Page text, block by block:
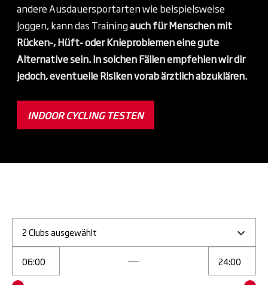
andere Ausdauersportarten wie beispielsweise
Joggen, kann das Trainingauch für Menschen mit
Rücken-, Hüft- oder Knieproblemen eine gute
Alternative sein. In solchen Fällen empfehlen wir dir
jedoch, eventuelle Risiken vorab ärztlich abzuklären.
INDOOR CYCLING TESTEN
2 Clubs ausgewählt